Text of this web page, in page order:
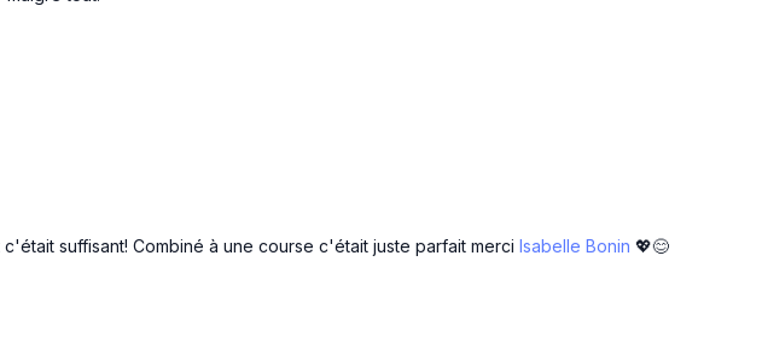
suffisant! Combiné à une course c'était juste parfait merciIsabelle Bonin 💖😊